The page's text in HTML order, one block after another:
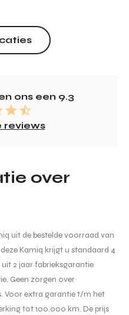
ons een 9.3
reviews
over
uit de bestelde voorraad van
Kamiq krijgt u standaard 4
2 jaar fabrieksgarantie
Geen zorgen over
Voor extra garantie t/m het
tot 100.000 km. De prijs